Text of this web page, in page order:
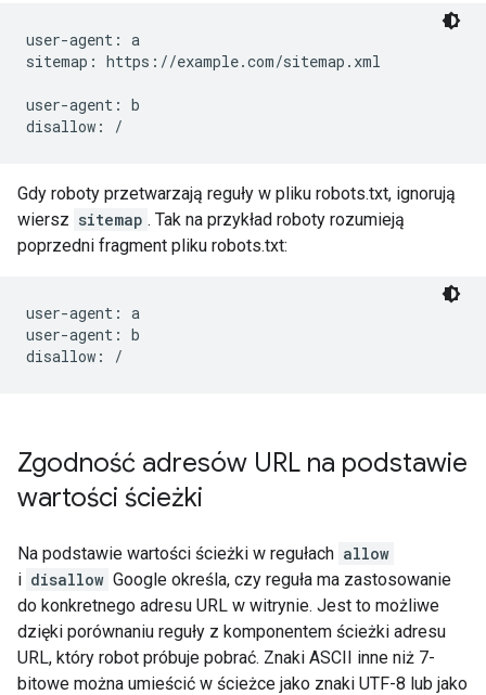
user-agent: a
sitemap: https://example.com/sitemap.xml
user-agent: b
disallow: /
Gdy roboty przetwarzają reguły w pliku robots.txt, ignorują
wiersz sitemap . Tak na przykład roboty rozumieją
poprzedni fragment pliku robots.txt:
user-agent: a
user-agent: b
disallow: /
Zgodność adresów URL na podstawie
wartości ścieżki
Na podstawie wartości ścieżki w regułach allow
i disallow Google określa, czy reguła ma zastosowanie
do konkretnego adresu URL w witrynie. Jest to możliwe
dzięki porównaniu reguły z komponentem ścieżki adresu
URL, który robot próbuje pobrać. Znaki ASCII inne niż 7-
bitowe można umieścić w ścieżce jako znaki UTF-8 lub jako